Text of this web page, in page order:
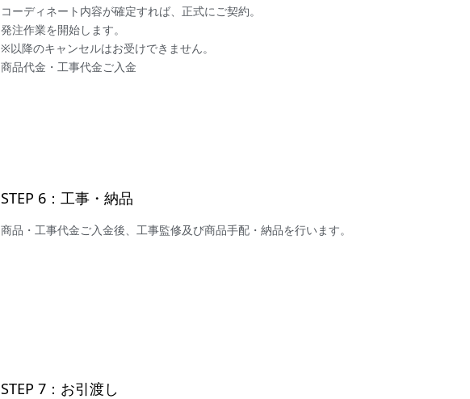
コーディネート内容が確定すれば、正式にご契約。
発注作業を開始します。
※以降のキャンセルはお受けできません。
商品代金・工事代金ご入金
STEP 6：工事・納品
商品・工事代金ご入金後、工事監修及び商品手配・納品を行います。
STEP 7：お引渡し